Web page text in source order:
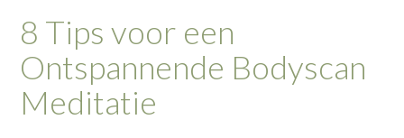
8 Tips voor een
Ontspannende Bodyscan
Meditatie